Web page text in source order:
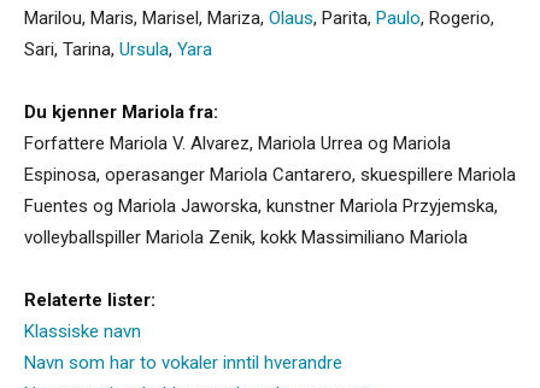
Marilou, Maris, Marisel, Mariza, Olaus, Parita, Paulo, Rogerio,
Sari, Tarina, Ursula, Yara
Du kjenner Mariola fra:
Forfattere Mariola V. Alvarez, Mariola Urrea og Mariola
Espinosa, operasanger Mariola Cantarero, skuespillere Mariola
Fuentes og Mariola Jaworska, kunstner Mariola Przyjemska,
volleyballspiller Mariola Zenik, kokk Massimiliano Mariola
Relaterte lister:
Klassiske navn
Navn som har to vokaler inntil hverandre